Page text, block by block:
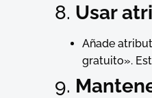
8. Usar
Añade
gratuito».
9.